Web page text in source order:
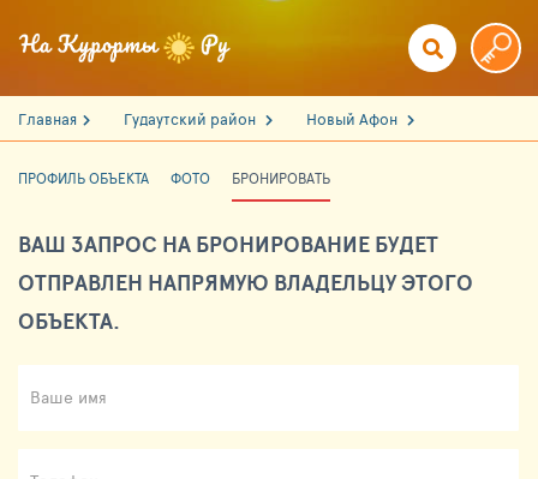
Главная Гудаутский район Новый Афон
ПРОФИЛЬ ОБЪЕКТА ФОТО БРОНИРОВАТЬ
ВАШ ЗАПРОС НА БРОНИРОВАНИЕ БУДЕТ
ОТПРАВЛЕН НАПРЯМУЮ ВЛАДЕЛЬЦУ ЭТОГО
ОБЪЕКТА.
Ваше имя